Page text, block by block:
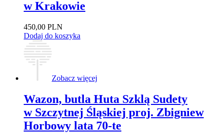
w Krakowie
450,00 PLN
Dodaj do koszyka
Zobacz więcej
Wazon, butla Huta Szklą Sudety
w Szczytnej Śląskiej proj. Zbigniew
Horbowy lata 70-te